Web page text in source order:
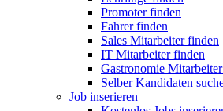
Promoter finden
Fahrer finden
Sales Mitarbeiter finden
IT Mitarbeiter finden
Gastronomie
Selber Kandidaten
Job inserieren